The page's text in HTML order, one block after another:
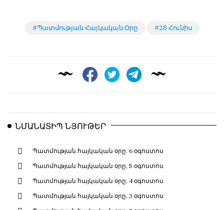
Պատմության Հայկական Օրը 28 Հունիս
ՆՄԱՆԱՏԻՊ ՆՅՈՒԹԵՐ
Պատմության հայկական օրը. 6 օգոստոս
Պատմության հայկական օրը, 5 օգոստոս
Պատմության հայկական օրը, 4 օգոստոս
Պատմության հայկական օրը, 3 օգոստոս